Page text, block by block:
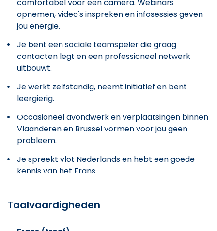
comfortabel voor een camera. Webinars
opnemen, video's inspreken en infosessies geven
jou energie.
Je bent een sociale teamspeler die graag
contacten legt en een professioneel netwerk
uitbouwt.
Je werkt zelfstandig, neemt initiatief en bent
leergierig.
Occasioneel avondwerk en verplaatsingen binnen
Vlaanderen en Brussel vormen voor jou geen
probleem.
Je spreekt vlot Nederlands en hebt een goede
kennis van het Frans.
Taalvaardigheden